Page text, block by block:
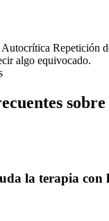
Autocrítica Repetición
algo equivocado.
la terapia con